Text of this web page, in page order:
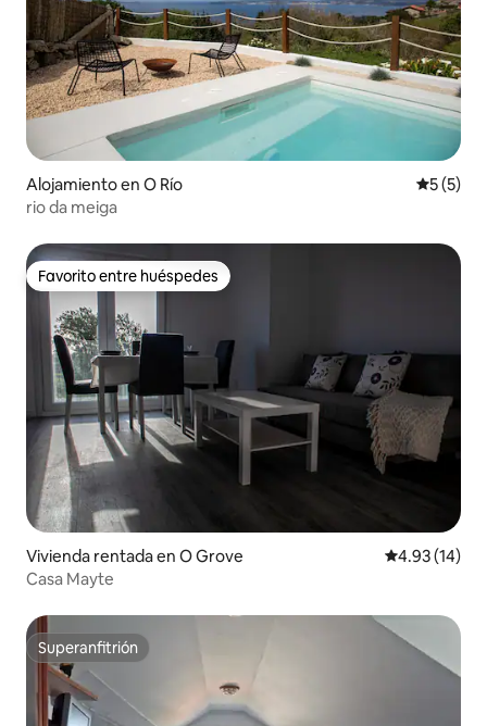
Alojamiento en O Río
5 (5)
rio da meiga
Favorito entre huéspedes
Favorito entre huéspedes
Vivienda rentada en O Grove Calificación
4.93 (14)
Casa Mayte
Superanfitrión
Superanfitrión